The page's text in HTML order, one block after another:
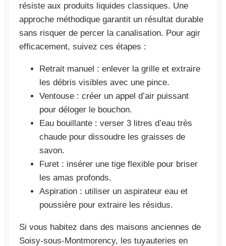
résiste aux produits liquides classiques. Une
approche méthodique garantit un résultat durable
sans risquer de percer la canalisation. Pour agir
efficacement, suivez ces étapes :
Retrait manuel : enlever la grille et extraire
les débris visibles avec une pince.
Ventouse : créer un appel d’air puissant
pour déloger le bouchon.
Eau bouillante : verser 3 litres d’eau très
chaude pour dissoudre les graisses de
savon.
Furet : insérer une tige flexible pour briser
les amas profonds.
Aspiration : utiliser un aspirateur eau et
poussière pour extraire les résidus.
Si vous habitez dans des maisons anciennes de
Soisy-sous-Montmorency, les tuyauteries en